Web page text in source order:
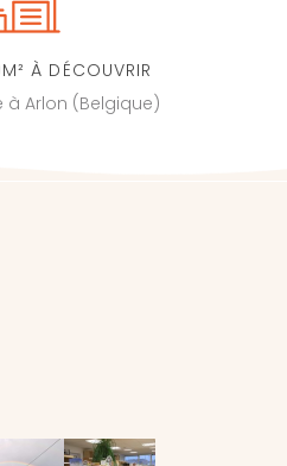
À DÉCOUVRIR
à Arlon (Belgique)